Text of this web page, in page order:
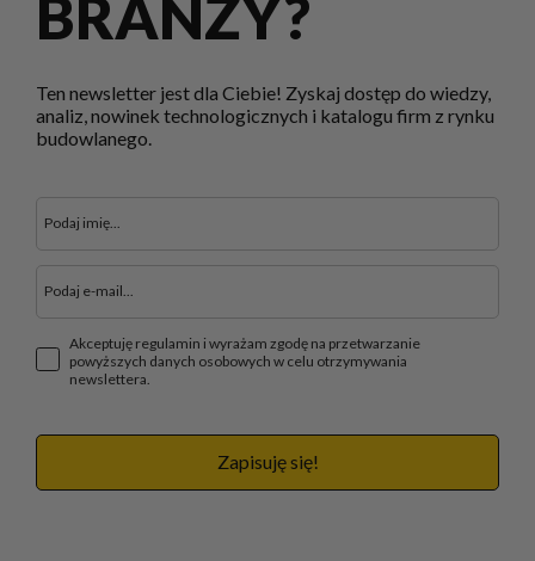
BRANŻY?
Ten newsletter jest dla Ciebie! Zyskaj dostęp do wiedzy,
analiz, nowinek technologicznych i katalogu firm z rynku
budowlanego.
Akceptuję regulamin i wyrażam zgodę na przetwarzanie
powyższych danych osobowych w celu otrzymywania
newslettera.
Zapisuję się!